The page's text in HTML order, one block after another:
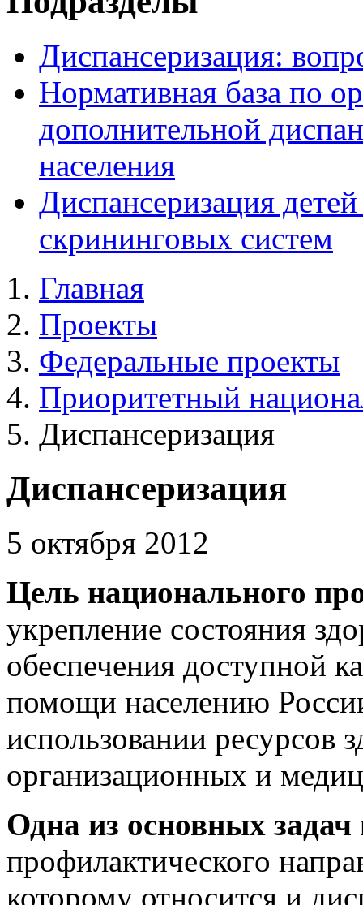
Диспансеризация:
Нормативная база по
дополнительной
населения
Диспансеризация
скрининговых систем
Главная
Проекты
Федеральные проекты
Приоритетный
Диспансеризация
Диспансеризация
5 октября 2012
Цель национального
укрепление состояния
обеспечения доступной
помощи населению
использовании ресурсов
организационных и
Одна из основных
профилактического
которому относится и